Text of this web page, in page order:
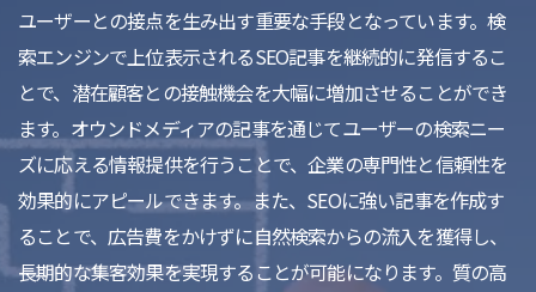
ユーザーとの接点を生み出す重要な手段となっています。検
索エンジンで上位表示されるSEO記事を継続的に発信するこ
とで、潜在顧客との接触機会を大幅に増加させることができ
ます。オウンドメディアの記事を通じてユーザーの検索ニー
ズに応える情報提供を行うことで、企業の専門性と信頼性を
効果的にアピールできます。また、SEOに強い記事を作成す
ることで、広告費をかけずに自然検索からの流入を獲得し、
長期的な集客効果を実現することが可能になります。質の高